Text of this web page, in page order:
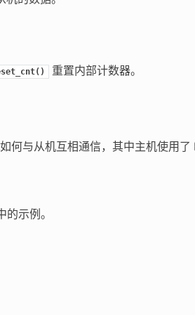
重置内部计数器。
何与从机互相通信，其中主机使用了
的示例。